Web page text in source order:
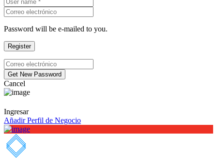
Password will be e-mailed to you.
Cancel
Ingresar
Añadir Perfil de Negocio